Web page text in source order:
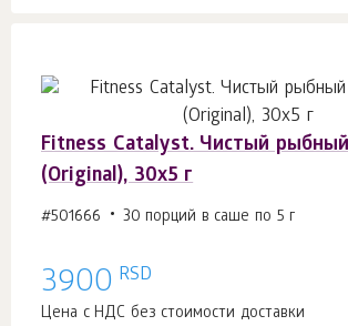
Fitness Catalyst. Чистый
(Original), 30x5 г
#501666 30 порций в саше по 5 г
3900 RSD
Цена с НДС без стоимости доставки